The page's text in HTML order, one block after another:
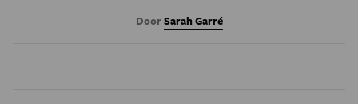
DoorSarah Garré